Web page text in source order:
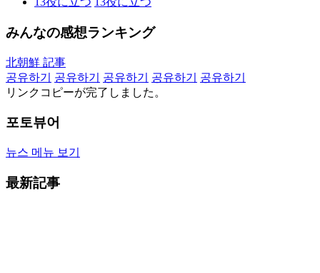
みんなの感想ランキング
北朝鮮 記事
공유하기
공유하기 공유하기 공유하기
공유하기
リンクコピーが完了しました。
포토뷰어
뉴스 메뉴 보기
最新記事